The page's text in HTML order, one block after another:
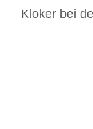
Kloker bei